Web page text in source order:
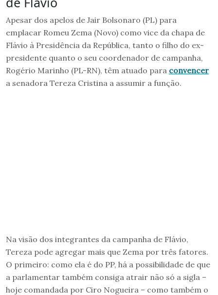
Apesar dos apelos de Jair Bolsonaro (PL) para
emplacar Romeu Zema (Novo) como vice da chapa de
Flávio à Presidência da República, tanto o filho do ex-
presidente quanto o seu coordenador de campanha,
Rogério Marinho (PL-RN), têm atuado para convencer
a senadora Tereza Cristina a assumir a função.
Na visão dos integrantes da campanha de Flávio,
Tereza pode agregar mais que Zema por três fatores.
O primeiro: como ela é do PP, há a possibilidade de que
a parlamentar também consiga atrair não só a sigla –
hoje comandada por Ciro Nogueira – como também o